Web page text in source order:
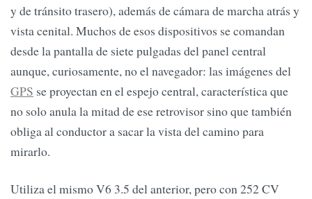
y de tránsito trasero), además de cámara de marcha atrás y
vista cenital. Muchos de esos dispositivos se comandan
desde la pantalla de siete pulgadas del panel central
aunque, curiosamente, no el navegador: las imágenes del
GPS se proyectan en el espejo central, característica que
no solo anula la mitad de ese retrovisor sino que también
obliga al conductor a sacar la vista del camino para
mirarlo.
Utiliza el mismo V6 3.5 del anterior, pero con 252 CV